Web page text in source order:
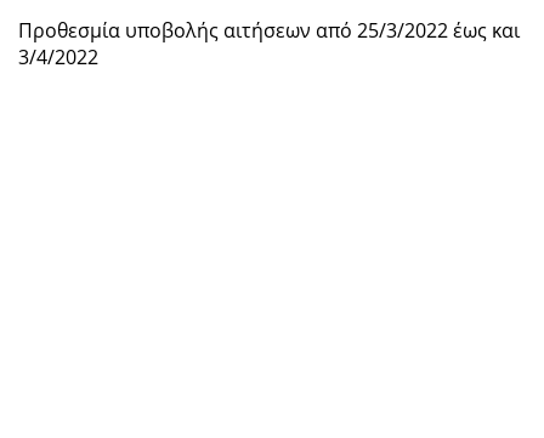
Προθεσμία υποβολής αιτήσεων από 25/3/2022 έως και
3/4/2022